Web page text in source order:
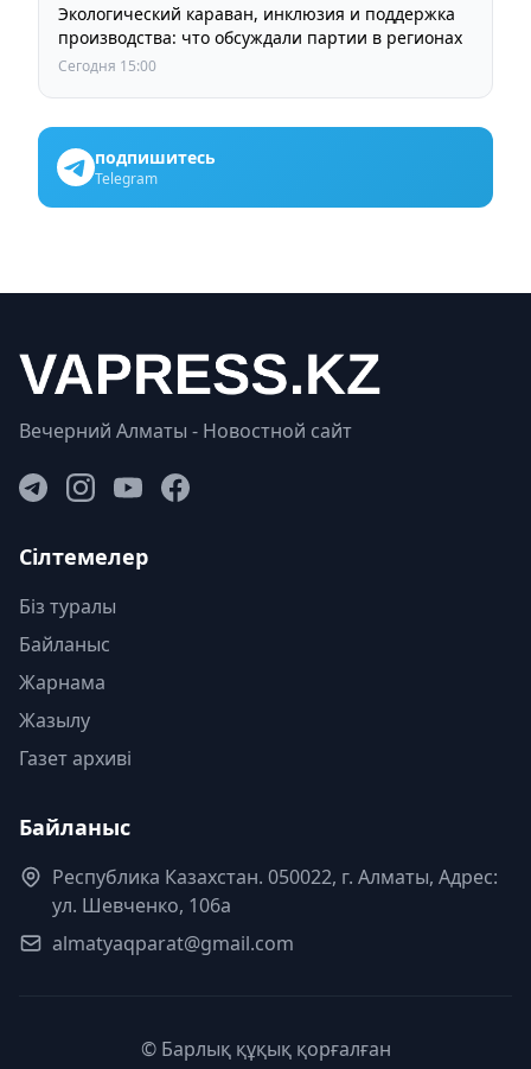
Экологический караван, инклюзия и поддержка
производства: что обсуждали партии в регионах
Сегодня 15:00
подпишитесь
Telegram
Вечерний Алматы - Новостной сайт
Сілтемелер
Біз туралы
Байланыс
Жарнама
Жазылу
Газет архиві
Байланыс
Республика Казахстан. 050022, г. Алматы, Адрес:
ул. Шевченко, 106а
almatyaqparat@gmail.com
© Барлық құқық қорғалған